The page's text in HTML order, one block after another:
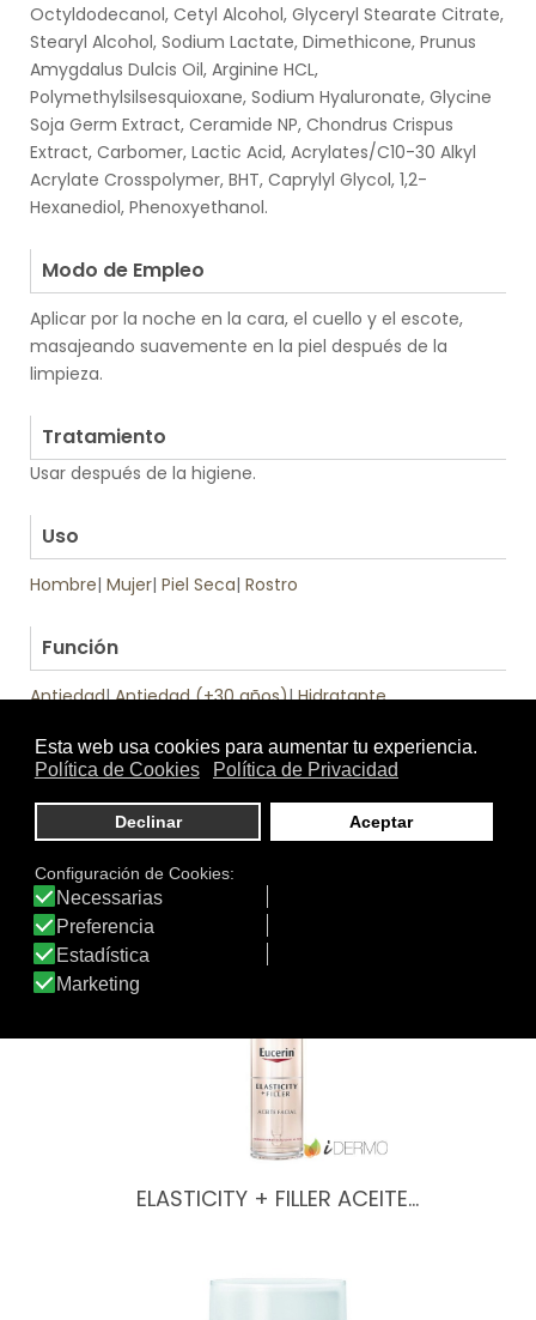
Octyldodecanol, Cetyl Alcohol, Glyceryl Stearate Citrate,
Stearyl Alcohol, Sodium Lactate, Dimethicone, Prunus
Amygdalus Dulcis Oil, Arginine HCL,
Polymethylsilsesquioxane, Sodium Hyaluronate, Glycine
Soja Germ Extract, Ceramide NP, Chondrus Crispus
Extract, Carbomer, Lactic Acid, Acrylates/C10-30 Alkyl
Acrylate Crosspolymer, BHT, Caprylyl Glycol, 1,2-
Hexanediol, Phenoxyethanol.
Modo de Empleo
Aplicar por la noche en la cara, el cuello y el escote,
masajeando suavemente en la piel después de la
limpieza.
Tratamiento
Usar después de la higiene.
Uso
Hombre| Mujer| Piel Seca| Rostro
Función
Antiedad|Antiedad (+30 años)|Hidratante
Textura
Tratamiento
de:
Otros productos de Eucerin
ELASTICITY + FILLER ACEITE…